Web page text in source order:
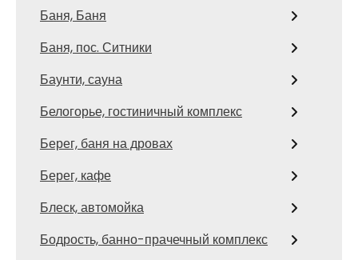
Баня, Баня
Баня, пос. Ситники
Баунти, сауна
Белогорье, гостиничный комплекс
Берег, баня на дровах
Берег, кафе
Блеск, автомойка
Бодрость, банно-прачечный комплекс